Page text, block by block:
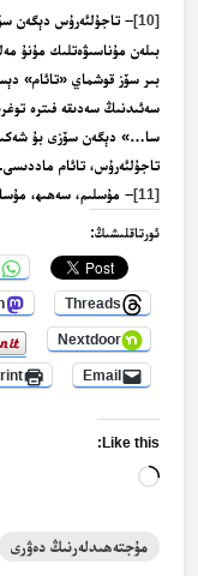
[10]– تاجۇلئەرۇس دېگەن
بىلەن مۇناسىۋەتلىك مۇنۇ
بىر سۆز قوشماي «تائام»
سەئىدنىڭ سەدىقە فىترە
سا…» دېگەن سۆزى بۇ
تاجۇلئەرۇس، تائام
[11]– مۇسلىم، سەھىھ،
ئورتاقلىشىڭ:
Threads
Nextdoor
Email
Like this:
Loading…
مۇجتەھىدلەرنىڭ دەۋرى